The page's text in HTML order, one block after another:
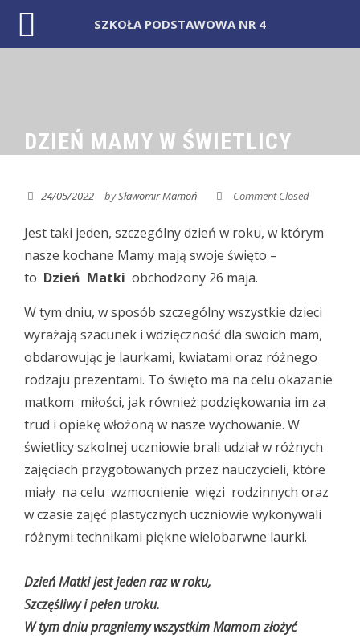
DZIEŃ MAMY W ŚWIETLICY
24/05/2022 bySławomir Mamoń Comment Closed
Jest taki jeden, szczególny dzień w roku, w którym
nasze kochane Mamy mają swoje święto –
to Dzień Matki obchodzony 26 maja.
W tym dniu, w sposób szczególny wszystkie dzieci
wyrażają szacunek i wdzięczność dla swoich mam,
obdarowując je laurkami, kwiatami oraz różnego
rodzaju prezentami. To święto ma na celu okazanie
matkom miłości, jak również podziękowania im za
trud i opiekę włożoną w nasze wychowanie. W
świetlicy szkolnej uczniowie brali udział w różnych
zajęciach przygotowanych przez nauczycieli, które
miały na celu wzmocnienie więzi rodzinnych oraz
w czasie zajęć plastycznych uczniowie wykonywali
różnymi technikami piękne wielobarwne laurki.
Dzień Matki jest jeden raz w roku,
Szczęśliwy i pełen uroku.
W tym dniu pragniemy wszystkim Mamom złożyć
SZKOŁA PODSTAWOWA NR 4